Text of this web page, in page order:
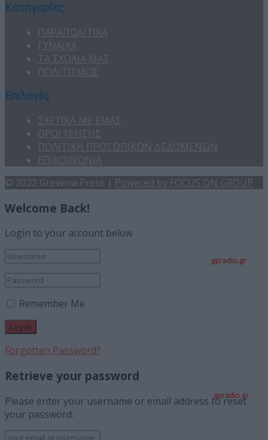
gpradio.gr
Κατηγορίες
ΠΑΡΑΠΟΛΙΤΙΚΑ
ΓΥΝΑΙΚΑ
ΤΑ ΣΧΟΛΙΑ ΜΑΣ
ΠΟΛΙΤΙΣΜΟΣ
Επιλογές
ΣΧΕΤΙΚΑ ΜΕ ΕΜΑΣ
ΟΡΟΙ ΧΡΗΣΗΣ
ΠΟΛΙΤΙΚΗ ΠΡΟΣΩΠΙΚΩΝ ΔΕΔΟΜΕΝΩΝ
ΕΠΙΚΟΙΝΩΝΙΑ
© 2022 Grevena Press | Powered by FOCUS ON GROUP
Welcome Back!
Login to your account below
Remember Me
Forgotten Password?
Retrieve your password
Please enter your username or email address to reset
your password.
gpradio.gr